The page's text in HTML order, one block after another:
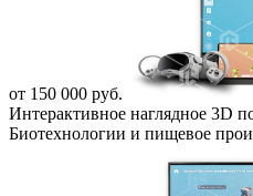
от 150 000 руб.
Интерактивное наглядное 3D
Биотехнологии и пищевое